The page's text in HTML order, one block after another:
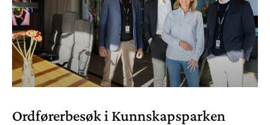
Ordførerbesøk i Kunnskapsparken